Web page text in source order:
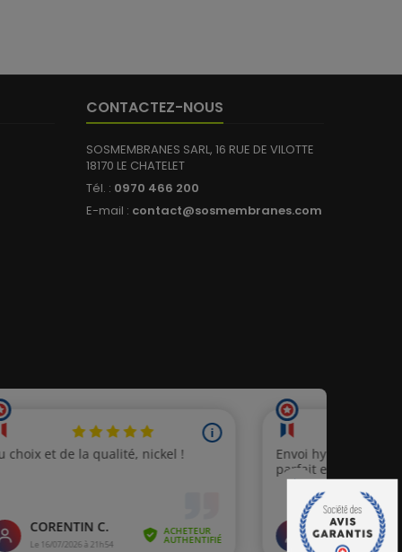
CONTACTEZ-NOUS
SOSMEMBRANES SARL, 16 RUE DE VILOTTE
18170 LE CHATELET
Tél. : 0970 466 200
E-mail : contact@sosmembranes.com